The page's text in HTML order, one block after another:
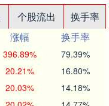
个股流出
换手率
涨幅
换手率
396.89% 79.39%
20.21% 16.80%
20.03% 14.18%